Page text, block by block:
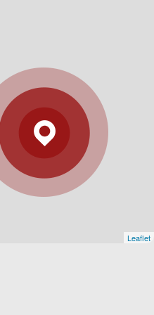
DIRETO
DE ACORDO
DO CUB-RS (R8-B)
(HABITE-SE), APÓS
Leaflet